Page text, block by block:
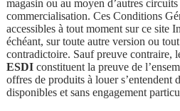
magasin ou au moyen d’autres
commercialisation. Ces Conditions
accessibles à tout moment sur ce site
échéant, sur toute autre version ou
contradictoire. Sauf preuve contraire,
ESDIconstituent la preuve de
offres de produits à louer s’entendent
disponibles et sans engagement